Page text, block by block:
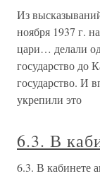
Из
ноября 1937 г.
цари… делали
государство до
государство. И
укрепили это
6.3. В
6.3. В кабинете